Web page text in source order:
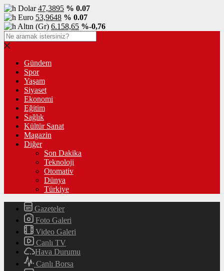
Dolar47,3895 % 0.07
Euro 53,9648 % 0.07
Altın (Gr) 6.158,65 %-0,76
Gündem
Spor
Yaşam
Siyaset
Ekonomi
Eğitim
Sağlık
Kültür Sanat
Magazin
Diğer
Son Dakika
Teknoloji
Otomativ
Dünya
Türkiye
Gazeteler
Foto Galeri
Video Galeri
Canlı TV
Hava Durumu
Canlı Borsa